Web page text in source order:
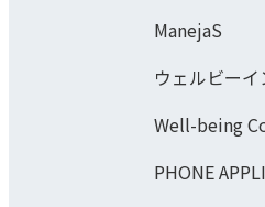
ManejaS
ウェルビー
Well-being
PHONE